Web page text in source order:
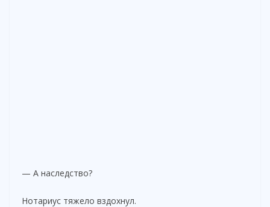
— А наследство?
Нотариус тяжело вздохнул.